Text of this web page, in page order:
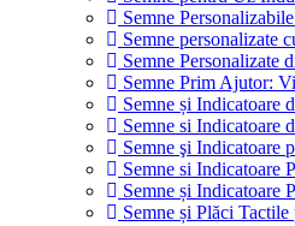
Semne
Semne personalizate
Semne
Semne Prim Ajutor:
Semne și Indicatoare
Semne si Indicatoare
Semne şi Indicatoare
Semne si Indicatoare
Semne și Indicatoare
Semne și Plăci